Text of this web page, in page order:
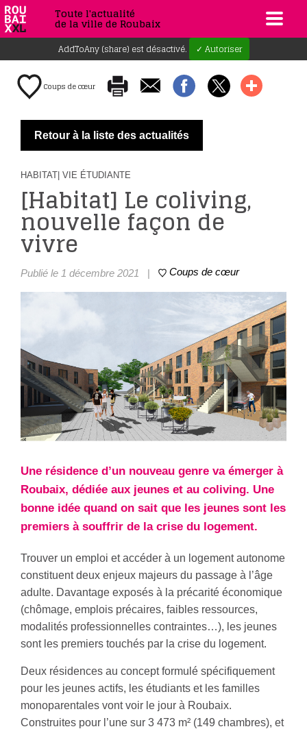
Toute l'actualité
de la ville de Roubaix
AddToAny (share) est désactivé. ✓ Autoriser
Coups de cœur
Retour à la liste des actualités
HABITAT | VIE ÉTUDIANTE
[Habitat] Le coliving,
nouvelle façon de
vivre
Publié le 1 décembre 2021 | Coups de cœur
Une résidence d’un nouveau genre va émerger à
Roubaix, dédiée aux jeunes et au coliving. Une
bonne idée quand on sait que les jeunes sont les
premiers à souffrir de la crise du logement.
Trouver un emploi et accéder à un logement autonome
constituent deux enjeux majeurs du passage à l’âge
adulte. Davantage exposés à la précarité économique
(chômage, emplois précaires, faibles ressources,
modalités professionnelles contraintes…), les jeunes
sont les premiers touchés par la crise du logement.
Deux résidences au concept formulé spécifiquement
pour les jeunes actifs, les étudiants et les familles
monoparentales vont voir le jour à Roubaix.
Construites pour l’une sur 3 473 m² (149 chambres), et